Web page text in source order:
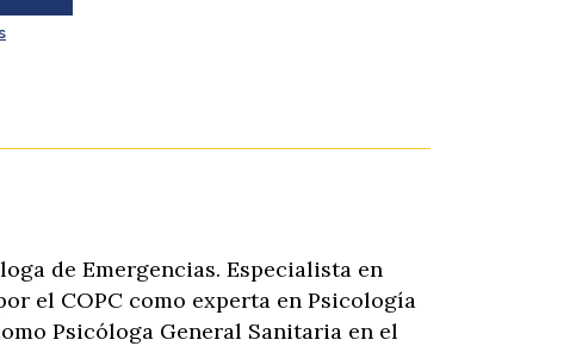
de Emergencias. Especialista en
el COPC como experta en Psicología
Psicóloga General Sanitaria en el